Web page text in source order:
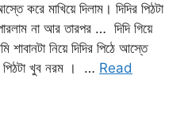
করে মাখিয়ে দিলাম। দিদির পিঠটা
না আর তারপর … দিদি গিয়ে
শাবানটা নিয়ে দিদির পিঠে আস্তে
পিঠটা খুব নরম । … Read